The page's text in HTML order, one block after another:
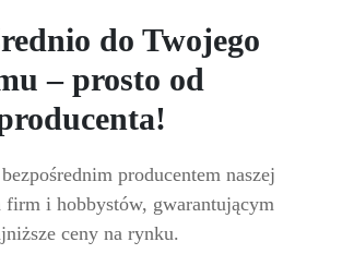
do Twojego
– prosto od
producentem naszej
i hobbystów, gwarantującym
ceny na rynku.